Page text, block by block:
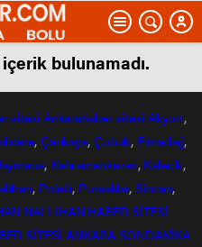
bulunamadı.
sitesi Ankarahabersitesi Akyurt,
, Çankaya, Çubuk, Elmadağ,
, Kahramankazan, Kalecik,
, Polatlı, Pursaklar,Sincan,
NALLIHAN HABER SİTESİ
SİTESİ ANKARA SONDAKİKA